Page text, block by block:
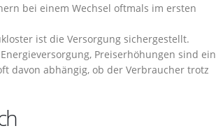
bei einem Wechsel oftmals im ersten
ist die Versorgung sichergestellt.
Preiserhöhungen sind ein
davon abhängig, ob der Verbraucher trotz